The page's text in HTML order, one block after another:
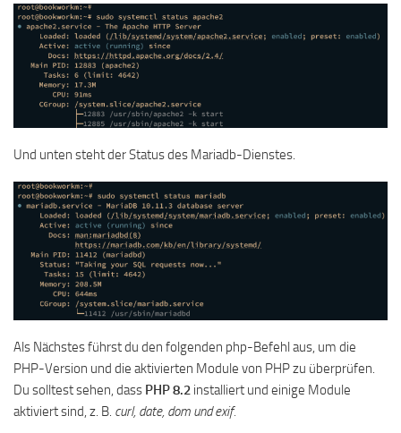
Und unten steht der Status des Mariadb-Dienstes.
Als Nächstes führst du den folgenden php-Befehl aus, um die
PHP-Version und die aktivierten Module von PHP zu überprüfen.
Du solltest sehen, dass PHP 8.2 installiert und einige Module
aktiviert sind, z. B. curl, date, dom und exif.